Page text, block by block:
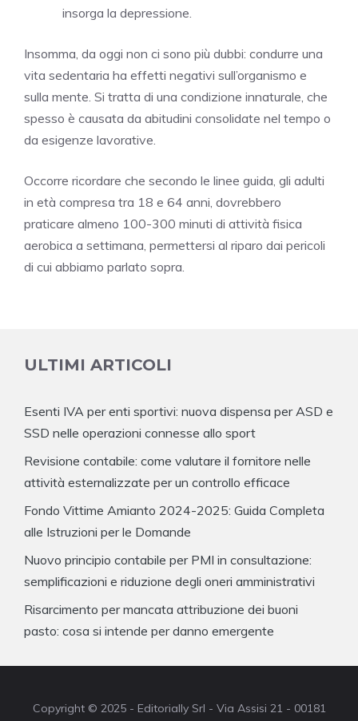
insorga la depressione.
Insomma, da oggi non ci sono più dubbi: condurre una
vita sedentaria ha effetti negativi sull’organismo e
sulla mente. Si tratta di una condizione innaturale, che
spesso è causata da abitudini consolidate nel tempo o
da esigenze lavorative.
Occorre ricordare che secondo le linee guida, gli adulti
in età compresa tra 18 e 64 anni, dovrebbero
praticare almeno 100-300 minuti di attività fisica
aerobica a settimana, permettersi al riparo dai pericoli
di cui abbiamo parlato sopra.
ULTIMI ARTICOLI
Esenti IVA per enti sportivi: nuova dispensa per ASD e
SSD nelle operazioni connesse allo sport
Revisione contabile: come valutare il fornitore nelle
attività esternalizzate per un controllo efficace
Fondo Vittime Amianto 2024-2025: Guida Completa
alle Istruzioni per le Domande
Nuovo principio contabile per PMI in consultazione:
semplificazioni e riduzione degli oneri amministrativi
Risarcimento per mancata attribuzione dei buoni
pasto: cosa si intende per danno emergente
Copyright © 2025 - Editorially Srl - Via Assisi 21 - 00181